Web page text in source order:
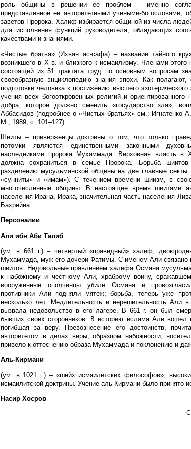
роль общины в решении ее проблем – именно
представленное ее авторитетными учеными-богословами,
заветов Пророка. Халиф избирается общиной из числа
для исполнения функций руководителя, обладающих
качествами и знаниями.
«Чистые братья» (Ихван ас-сафа) – название тайного
возникшего в X в. и близкого к исмаилизму. Членами этого
состоящий из 51 трактата труд по основным вопросам
своеобразную энциклопедию знания эпохи. Как
подготовки человека к постижению высшего
учения всех богооткровенных религий и ориентированного
добра, которое должно сменить «государство зла»,
Аббасидов (подробнее о «Чистых братьях» см.: Игнатенко
М., 1989, с. 101–127).
Шииты – приверженцы доктрины о том, что только
потомки являются единственными законными
наследниками пророка Мухаммада. Верховная власть в
должна сохраниться в семье Пророка. Борьба
разделению мусульманской общины на две главные
«сунниты» и «имам»). С течением времени шиизм, в
многочисленные общины. В настоящее время шиитами
населения Ирана, Ирака, значительная часть населения
Бахрейна.
Персоналии
Али ибн Аби Талиб
(ум. в 661 г.) – четвертый «праведный» халиф,
Мухаммада, муж его дочери Фатимы. С именем Али связано
шиитов. Недовольные правлением халифа Османа
к набожному и честному Али, храброму воину,
вооруженные ополченцы убили Османа и
противники Али подняли мятеж; борьба, теперь уже
несколько лет. Медлительность и нерешительность Али
вызвала недовольство в его лагере. В 661 г. он был
бывших своих сторонников. В историю ислама Али вошел
погибшая за веру. Превознесение его достоинств,
авторитетом в делах веры, образцом набожности,
привело к оттеснению образа Мухаммада и поклонению и
Аль-Кирмани
(ум. в 1021 г.) – «шейх исмаилитских философов»,
исмаилитской доктрины. Учение аль-Кирмани было принято
Насир Хосров